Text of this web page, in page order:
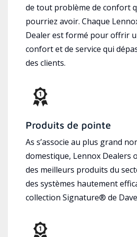
de tout problème de confort
pourriez avoir. Chaque
Dealer est formé pour offrir
confort et de service qui
des clients.
Produits de pointe
As s’associe au plus grand
domestique, Lennox Dealers
des meilleurs produits du
des systèmes hautement
collection Signature® de